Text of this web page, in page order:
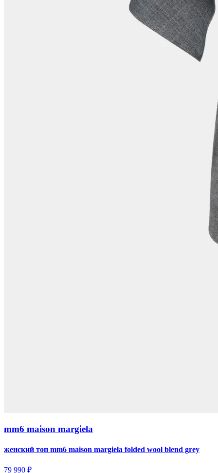
mm6 maison margiela
женский топ mm6 maison margiela folded wool blend grey
79 990 ₽